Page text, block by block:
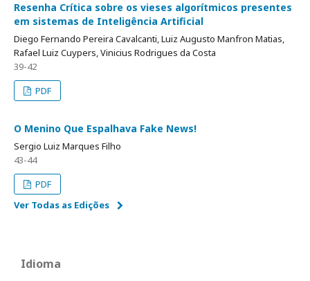
Resenha Crítica sobre os vieses algorítmicos presentes
em sistemas de Inteligência Artificial
Diego Fernando Pereira Cavalcanti, Luiz Augusto Manfron Matias,
Rafael Luiz Cuypers, Vinicius Rodrigues da Costa
39-42
PDF
O Menino Que Espalhava Fake News!
Sergio Luiz Marques Filho
43-44
PDF
Ver Todas as Edições
Idioma